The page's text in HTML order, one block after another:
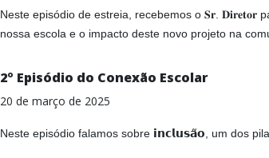
Neste episódio de estreia, recebemos o 𝐒𝐫.
nossa escola e o impacto deste novo projeto na
2º Episódio do Conexão Escolar
20 de março de 2025
Neste episódio falamos sobre 𝗶𝗻𝗰𝗹𝘂𝘀𝗮̃𝗼 , um dos